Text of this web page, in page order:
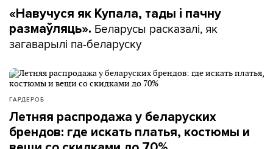
«Навучуся як Купала, тады і пачну
размаўляць». Беларусы расказалі, як
загаварылі па-беларуску
ГАРДЕРОБ
Летняя распродажа у беларуских
брендов: где искать платья, костюмы и